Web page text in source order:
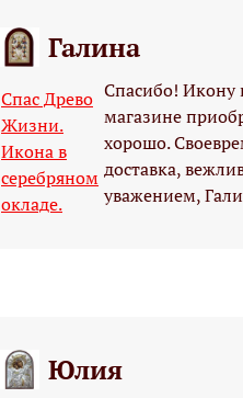
Галина
Спас Древо
Жизни.
Икона в
серебряном
окладе.
Спасибо! Икону
магазине
хорошо.
доставка,
уважением,
Юлия